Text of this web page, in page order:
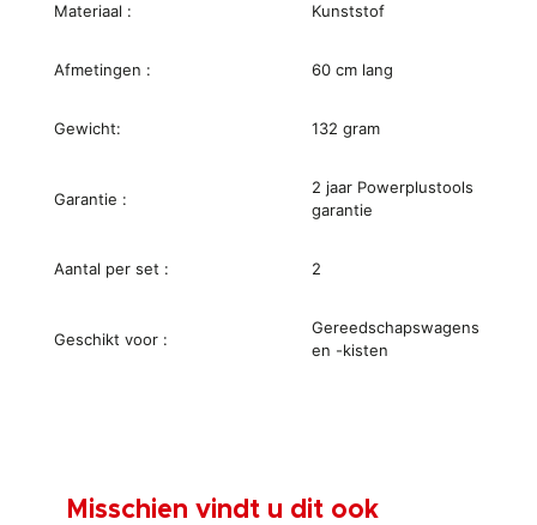
Materiaal : Kunststof
Afmetingen : 60 cm lang
Gewicht: 132 gram
Garantie :
2 jaar Powerplustools
garantie
Aantal per set : 2
Geschikt voor :
Gereedschapswagens
en -kisten
Misschien vindt u dit ook